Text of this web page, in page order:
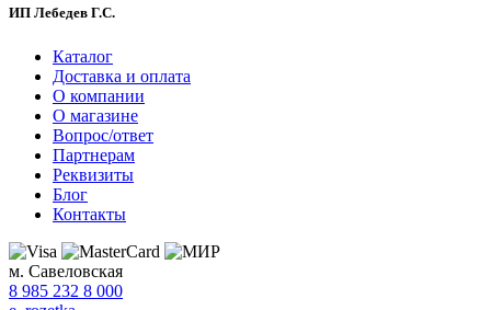
ИП Лебедев Г.С.
Каталог
Доставка и оплата
О компании
О магазине
Вопрос/ответ
Партнерам
Реквизиты
Блог
Контакты
м. Савеловская
8 985 232 8 000